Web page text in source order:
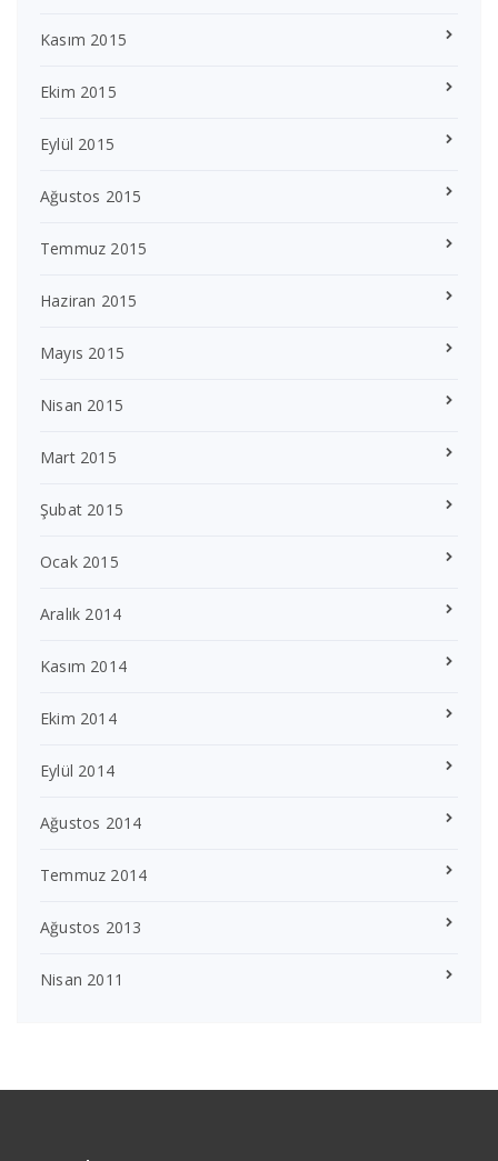
Kasım 2015
Ekim 2015
Eylül 2015
Ağustos 2015
Temmuz 2015
Haziran 2015
Mayıs 2015
Nisan 2015
Mart 2015
Şubat 2015
Ocak 2015
Aralık 2014
Kasım 2014
Ekim 2014
Eylül 2014
Ağustos 2014
Temmuz 2014
Ağustos 2013
Nisan 2011